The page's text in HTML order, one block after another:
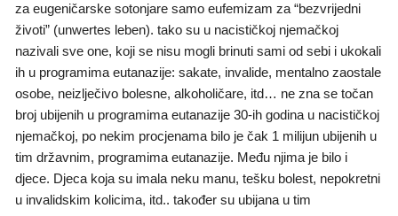
za eugeničarske sotonjare samo eufemizam za “bezvrijedni
životi” (unwertes leben). tako su u nacističkoj njemačkoj
nazivali sve one, koji se nisu mogli brinuti sami od sebi i ukokali
ih u programima eutanazije: sakate, invalide, mentalno zaostale
osobe, neizlječivo bolesne, alkoholičare, itd… ne zna se točan
broj ubijenih u programima eutanazije 30-ih godina u nacističkoj
njemačkoj, po nekim procjenama bilo je čak 1 milijun ubijenih u
tim državnim, programima eutanazije. Među njima je bilo i
djece. Djeca koja su imala neku manu, tešku bolest, nepokretni
u invalidskim kolicima, itd.. također su ubijana u tim